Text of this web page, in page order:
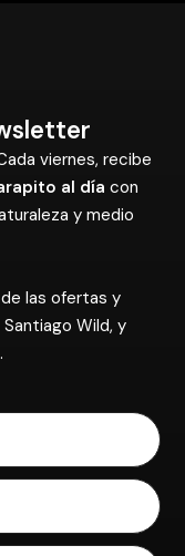
viernes, recibe
al día con
y medio
de las ofertas y
Wild, y